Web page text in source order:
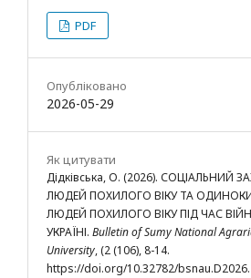
PDF
Опубліковано
2026-05-29
Як цитувати
Дідківська, О. (2026). СОЦІАЛЬНИЙ
ЛЮДЕЙ ПОХИЛОГО ВІКУ ТА
ЛЮДЕЙ ПОХИЛОГО ВІКУ ПІД ЧАС
УКРАЇНІ. Bulletin of Sumy National
University, (2 (106), 8-14.
https://doi.org/10.32782/